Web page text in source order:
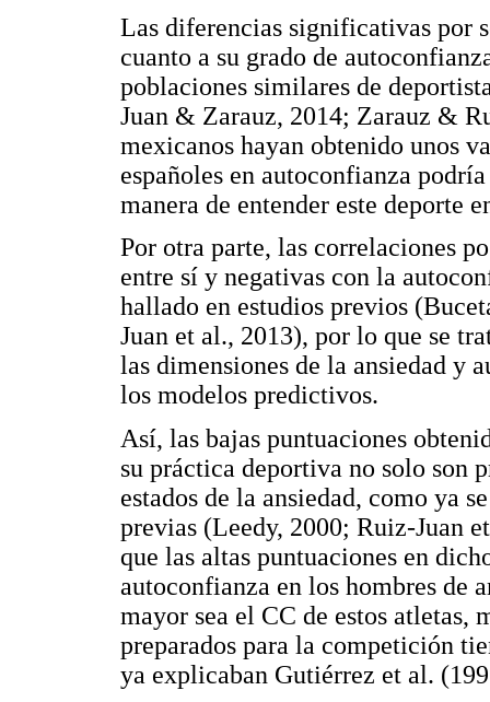
Las diferencias significativas por
cuanto a su grado de
poblaciones similares de
Juan & Zarauz, 2014; Zarauz &
mexicanos hayan obtenido unos
españoles en autoconfianza
manera de entender este deporte
Por otra parte, las correlaciones
entre sí y negativas con la
hallado en estudios previos
Juan et al., 2013), por lo que se
las dimensiones de la ansiedad y
los modelos predictivos.
Así, las bajas puntuaciones
su práctica deportiva no solo son
estados de la ansiedad, como ya
previas (Leedy, 2000; Ruiz-Juan
que las altas puntuaciones en
autoconfianza en los hombres de
mayor sea el CC de estos atletas,
preparados para la competición
ya explicaban Gutiérrez et al.